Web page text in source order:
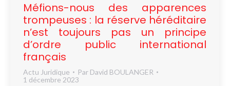
Méfions-nous des apparences
trompeuses : la réserve héréditaire
n’est toujours pas un principe
d’ordre public international
français
Actu Juridique Par David BOULANGER
1 décembre 2023